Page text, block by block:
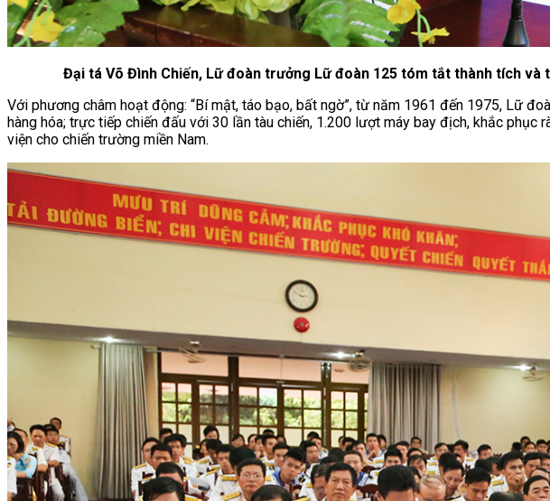
Đại tá Võ Đình Chiến, Lữ đoàn trưởng Lữ đoàn 125 tóm tắt thành tích và
Với phương châm hoạt động: “Bí mật, táo bạo, bất ngờ”, từ năm 1961 đến 1975, Lữ
hàng hóa; trực tiếp chiến đấu với 30 lần tàu chiến, 1.200 lượt máy bay địch, khắc
viện cho chiến trường miền Nam.